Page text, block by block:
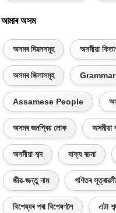
আমাৰ অসম
অসমৰ দিৱসসমূহ অসমীয়া
অসমৰ জিলাসমূহ Grammar
Assamese People
অসমৰ জনপ্ৰিয় লোক অসমীয়া
অসমীয়া শব্দ বাক্য ৰচনা
জীৱ-জন্তু নাম গণিতৰ সূত্ৰাৱলী
বিশেষ্যৰ পৰা বিশেষণলৈ এটা